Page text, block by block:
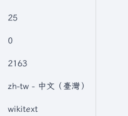
25
0
2163
zh-tw - 中文（臺灣）
wikitext